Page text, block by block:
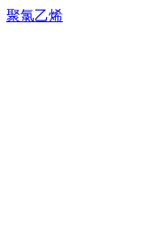
聚氯乙烯